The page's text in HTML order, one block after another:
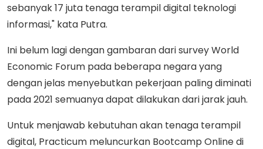
sebanyak 17 juta tenaga terampil digital teknologi
informasi," kata Putra.
Ini belum lagi dengan gambaran dari survey World
Economic Forum pada beberapa negara yang
dengan jelas menyebutkan pekerjaan paling diminati
pada 2021 semuanya dapat dilakukan dari jarak jauh.
Untuk menjawab kebutuhan akan tenaga terampil
digital, Practicum meluncurkan Bootcamp Online di